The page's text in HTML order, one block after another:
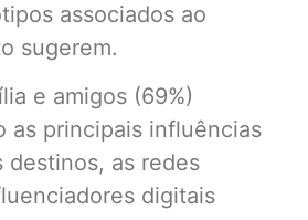
associados ao
sugerem.
e amigos (69%)
as principais influências
destinos, as redes
digitais